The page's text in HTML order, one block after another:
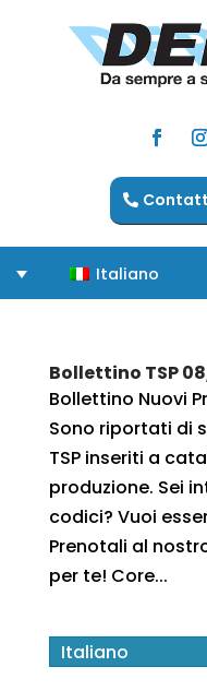
Italiano
Bollettino TSP
Bollettino Nuovi
Sono riportati di
TSP inseriti a
produzione. Sei
codici? Vuoi
Prenotali al
per te! Core...
Italiano